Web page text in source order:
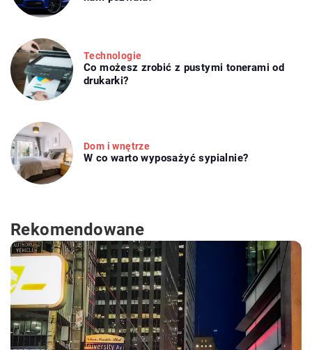
Technologie
Co możesz zrobić z pustymi tonerami od
drukarki?
Dom i wnętrze
W co warto wyposażyć sypialnie?
Rekomendowane